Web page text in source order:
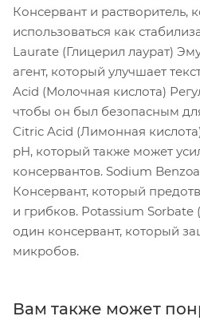
Консервант и растворитель,
использоваться как
Laurate (Глицерил лаурат)
агент, который улучшает
Acid (Молочная кислота)
чтобы он был безопасным
Citric Acid (Лимонная
pH, который также может
консервантов. Sodium
Консервант, который
и грибков. Potassium
один консервант, который
микробов.
Вам также может